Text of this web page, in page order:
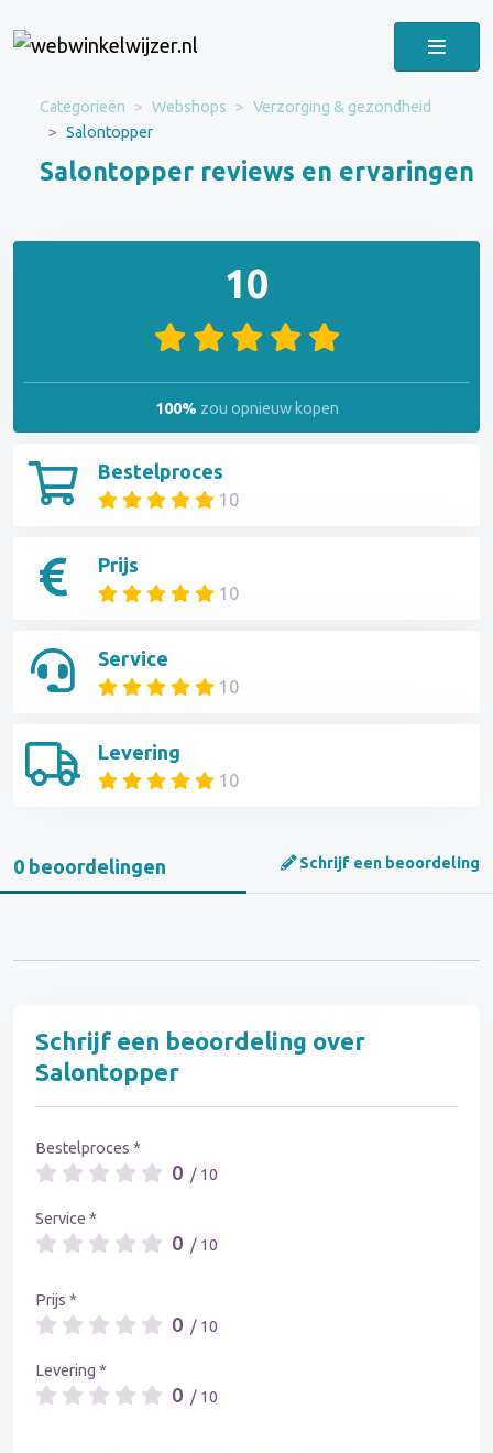
Categorieën Webshops
Verzorging & gezondheid
Salontopper
Salontopper reviews en ervaringen
Bestelproces
10
Prijs
10
Service
10
Levering
10
10
100% zou opnieuw kopen
0 beoordelingen Schrijf een beoordeling
Schrijf een beoordeling over
Salontopper
Bestelproces *
0 / 10
Service *
0 / 10
Prijs *
0 / 10
Levering *
0 / 10